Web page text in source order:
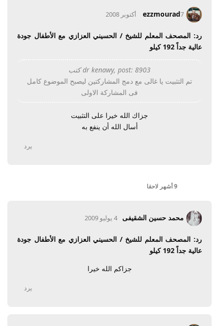
ezzmourad7 أكتوبر 2008
رد: المصحف المعلم للشيخ / الحسيني العزازي مع الأطفال جودة
عالية جداً 192 كيلو
dr kenawy, post: 8903 كتب
تم التثبيت يا غالى مع دمج المشاركتين ليصبح الموضوع كامل
فى المشاركة الاولى
جزاك الله خيرا على التثبيت
أسال الله أن ينفع به
يرد
9 أشهر لاحقا
محمد حسين الشقيفى 4 يوليو 2009
رد: المصحف المعلم للشيخ / الحسيني العزازي مع الأطفال جودة
عالية جداً 192 كيلو
جزاكم الله خيرا
يرد